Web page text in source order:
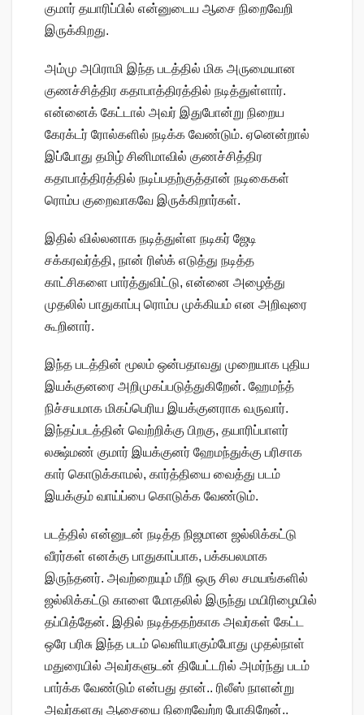
குமார் தயாரிப்பில் என்னுடைய ஆசை நிறைவேறி
இருக்கிறது.
அம்மு அபிராமி இந்த படத்தில் மிக அருமையான
குணச்சித்திர கதாபாத்திரத்தில் நடித்துள்ளார்.
என்னைக் கேட்டால் அவர் இதுபோன்று நிறைய
கேரக்டர் ரோல்களில் நடிக்க வேண்டும். ஏனென்றால்
இப்போது தமிழ் சினிமாவில் குணச்சித்திர
கதாபாத்திரத்தில் நடிப்பதற்குத்தான் நடிகைகள்
ரொம்ப குறைவாகவே இருக்கிறார்கள்.
இதில் வில்லனாக நடித்துள்ள நடிகர் ஜேடி
சக்கரவர்த்தி, நான் ரிஸ்க் எடுத்து நடித்த
காட்சிகளை பார்த்துவிட்டு, என்னை அழைத்து
முதலில் பாதுகாப்பு ரொம்ப முக்கியம் என அறிவுரை
கூறினார்.
இந்த படத்தின் மூலம் ஒன்பதாவது முறையாக புதிய
இயக்குனரை அறிமுகப்படுத்துகிறேன். ஹேமந்த்
நிச்சயமாக மிகப்பெரிய இயக்குனராக வருவார்.
இந்தப்படத்தின் வெற்றிக்கு பிறகு, தயாரிப்பாளர்
லக்ஷ்மண் குமார் இயக்குனர் ஹேமந்துக்கு பரிசாக
கார் கொடுக்காமல், கார்த்தியை வைத்து படம்
இயக்கும் வாய்ப்பை கொடுக்க வேண்டும்.
படத்தில் என்னுடன் நடித்த நிஜமான ஜல்லிக்கட்டு
வீரர்கள் எனக்கு பாதுகாப்பாக, பக்கபலமாக
இருந்தனர். அவற்றையும் மீறி ஒரு சில சமயங்களில்
ஜல்லிக்கட்டு காளை மோதலில் இருந்து மயிரிழையில்
தப்பித்தேன். இதில் நடித்ததற்காக அவர்கள் கேட்ட
ஒரே பரிசு இந்த படம் வெளியாகும்போது முதல்நாள்
மதுரையில் அவர்களுடன் தியேட்டரில் அமர்ந்து படம்
பார்க்க வேண்டும் என்பது தான்.. ரிலீஸ் நாளன்று
அவர்களது ஆசையை நிறைவேற்ற போகிறேன்..